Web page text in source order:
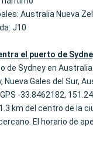
Australia Nueva
J10
el puerto de
de Sydney en
Nueva Gales del Sur,
-33.8462182,
km del centro de la
El horario de